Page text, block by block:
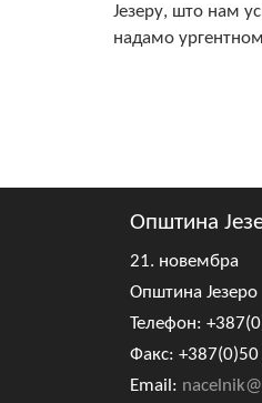
Језеру, што нам
надамо
Општина
21. новембра
Општина Језеро
Телефон:
Факс:
Email: